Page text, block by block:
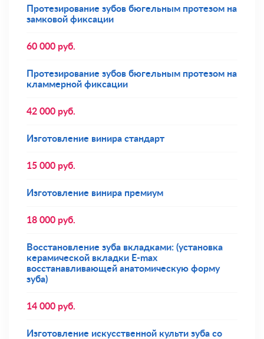
Протезирование зубов бюгельным протезом на
замковой фиксации
60 000 руб.
Протезирование зубов бюгельным протезом на
кламмерной фиксации
42 000 руб.
Изготовление винира стандарт
15 000 руб.
Изготовление винира премиум
18 000 руб.
Восстановление зуба вкладками: (установка
керамической вкладки E-max
восстанавливающей анатомическую форму
зуба)
14 000 руб.
Изготовление искусственной культи зуба со